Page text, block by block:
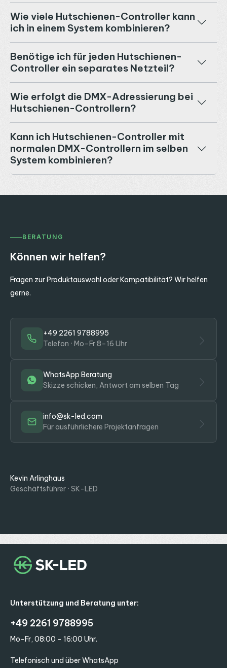
Wie viele Hutschienen-Controller kann
ich in einem System kombinieren?
Benötige ich für jeden Hutschienen-
Controller ein separates Netzteil?
Wie erfolgt die DMX-Adressierung bei
Hutschienen-Controllern?
Kann ich Hutschienen-Controller mit
normalen DMX-Controllern im selben
System kombinieren?
BERATUNG
Können wir helfen?
Fragen zur Produktauswahl oder Kompatibilität? Wir helfen
gerne.
+49 2261 9788995
Telefon · Mo–Fr 8–16 Uhr
WhatsApp Beratung
Skizze schicken, Antwort am selben Tag
info@sk-led.com
Für ausführlichere Projektanfragen
Kevin Arlinghaus
Geschäftsführer · SK-LED
Unterstützung und Beratung unter:
+49 2261 9788995
Mo-Fr, 08:00 - 16:00 Uhr.
Telefonisch und über WhatsApp